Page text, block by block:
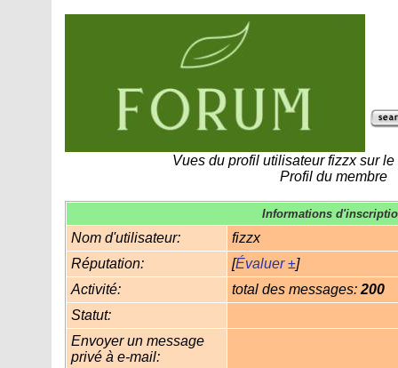
Vues du profil utilisateur fizzx sur
Profil du membre
Informations
Nom d'utilisateur:
fizzx
Réputation:
[Évaluer ±]
Activité:
total des messages:200
Statut:
Envoyer un message
privé à e-mail: